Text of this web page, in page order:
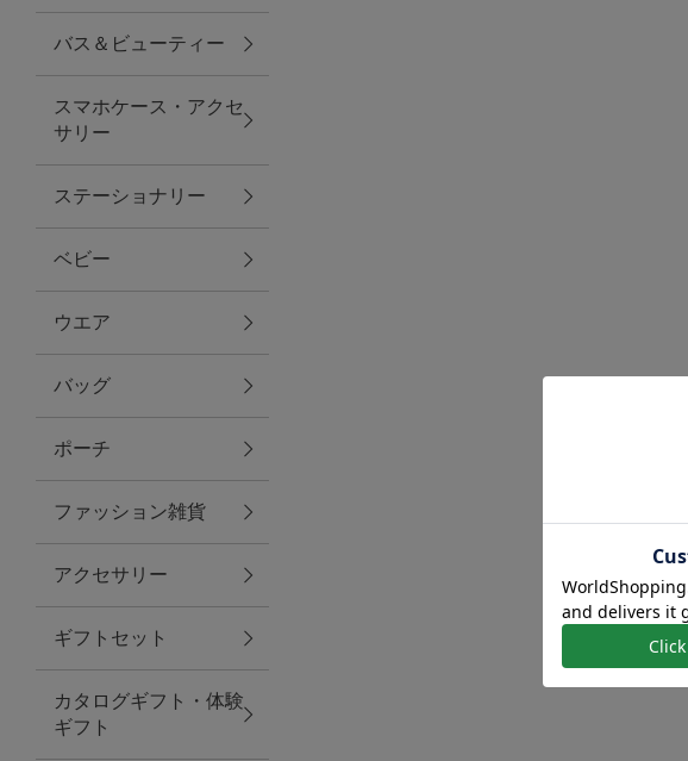
ダイニング
キッチン
ファブリック
グリーン
バス＆ビューティー
バス＆ビューティー
タオル
ウエア＆バッグ
ウエア
バス＆ビューティー
スマホケース・アクセ
サリー
ステーショナリー
ベビー
ウエア
バッグ
ポーチ
ファッション雑貨
アクセサリー
ギフトセット
カタログギフト・体験
ギフト